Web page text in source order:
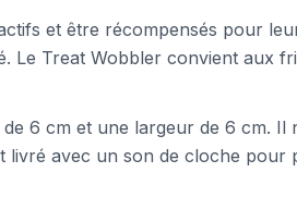
et être récompensés pour
Le Treat Wobbler convient aux
6 cm et une largeur de 6 cm.
avec un son de cloche pour